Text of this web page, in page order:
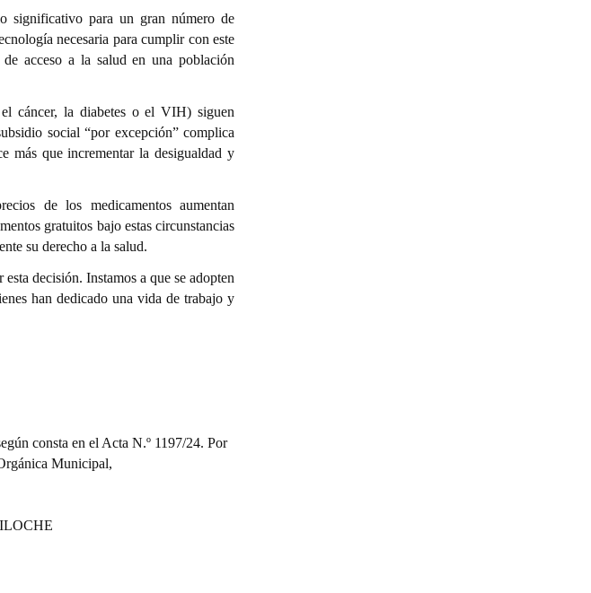
significativo para un gran número de
necesaria para cumplir con este
acceso a la salud en una población
cáncer, la diabetes o el VIH) siguen
social “por excepción” complica
más que incrementar la desigualdad y
de los medicamentos aumentan
gratuitos bajo estas circunstancias
su derecho a la salud.
decisión. Instamos a que se adopten
han dedicado una vida de trabajo y
consta en el Acta N.º 1197/24. Por
Municipal,